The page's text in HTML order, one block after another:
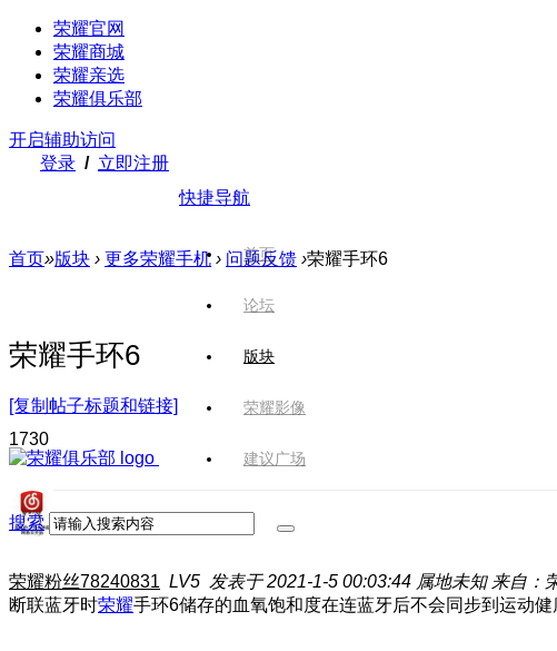
荣耀官网
荣耀商城
荣耀亲选
荣耀俱乐部
开启辅助访问
登录 / 立即注册
快捷导航
首页
论坛
版块
荣耀影像
建议广场
搜索
首页»版块 › 更多荣耀手机 › 问题反馈 ›荣耀手环6
荣耀手环6
[复制帖子标题和链接]
1730
荣耀粉丝78240831 LV5 发表于 2021-1-5 00:03:44 属地未知 来自：
断联蓝牙时荣耀手环6储存的血氧饱和度在连蓝牙后不会同步到运动